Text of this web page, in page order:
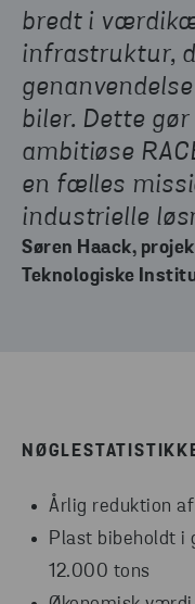
bredt i
infrastruktur,
biler. Dette
ambitiøse
en fælles
industrielle
Søren Haack,
Teknologiske
Årlig reduktion
Plast bibeholdt i
12.000 tons